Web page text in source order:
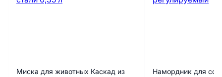
Миска для животных Каскад из
Намордник для